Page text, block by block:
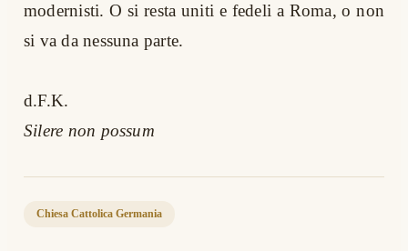
modernisti. O si resta uniti e fedeli a Roma, o non
si va da nessuna parte.
d.F.K.
Silere non possum
Chiesa Cattolica Germania